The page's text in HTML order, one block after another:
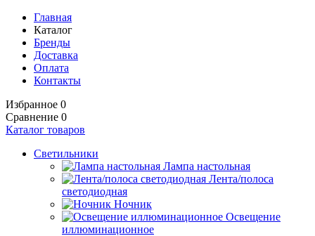
Главная
Каталог
Бренды
Доставка
Оплата
Контакты
Избранное 0
Сравнение 0
Каталог товаров
Светильники
Лампа настольная
Лента/полоса
светодиодная
Ночник
Освещение
иллюминационное